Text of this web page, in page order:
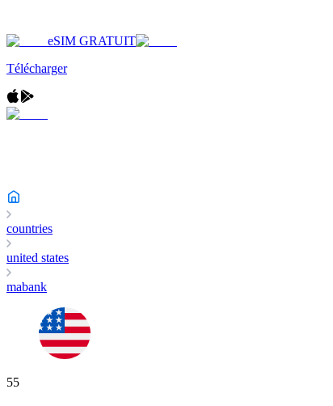
eSIM GRATUIT
Télécharger
countries
united states
mabank
55